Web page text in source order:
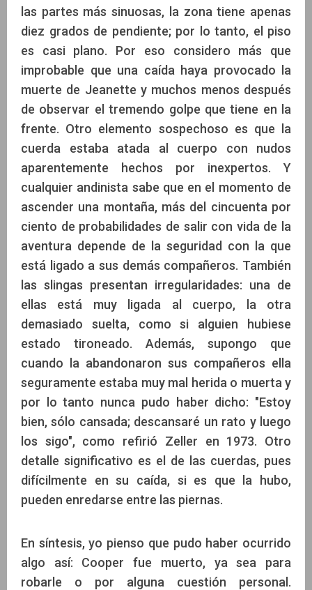
las partes más sinuosas, la zona tiene apenas
diez grados de pendiente; por lo tanto, el piso
es casi plano. Por eso considero más que
improbable que una caída haya provocado la
muerte de Jeanette y muchos menos después
de observar el tremendo golpe que tiene en la
frente. Otro elemento sospechoso es que la
cuerda estaba atada al cuerpo con nudos
aparentemente hechos por inexpertos. Y
cualquier andinista sabe que en el momento de
ascender una montaña, más del cincuenta por
ciento de probabilidades de salir con vida de la
aventura depende de la seguridad con la que
está ligado a sus demás compañeros. También
las slingas presentan irregularidades: una de
ellas está muy ligada al cuerpo, la otra
demasiado suelta, como si alguien hubiese
estado tironeado. Además, supongo que
cuando la abandonaron sus compañeros ella
seguramente estaba muy mal herida o muerta y
por lo tanto nunca pudo haber dicho: "Estoy
bien, sólo cansada; descansaré un rato y luego
los sigo", como refirió Zeller en 1973. Otro
detalle significativo es el de las cuerdas, pues
difícilmente en su caída, si es que la hubo,
pueden enredarse entre las piernas.
En síntesis, yo pienso que pudo haber ocurrido
algo así: Cooper fue muerto, ya sea para
robarle o por alguna cuestión personal.